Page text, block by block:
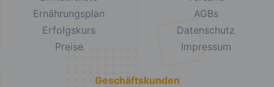
Ernährungsplan
Erfolgskurs
Preise
AGBs
Datenschutz
Impressum
Geschäftskunden